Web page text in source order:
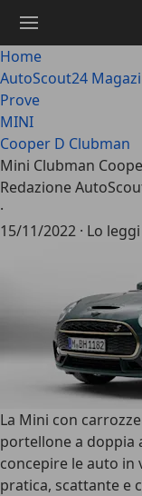
contenuto
principale
Home
AutoScout24
Prove
MINI
Cooper D Clubman
Mini Clubman
Redazione
·
15/11/2022 · Lo
La Mini con
portellone a doppia
concepire le auto in
pratica, scattante e